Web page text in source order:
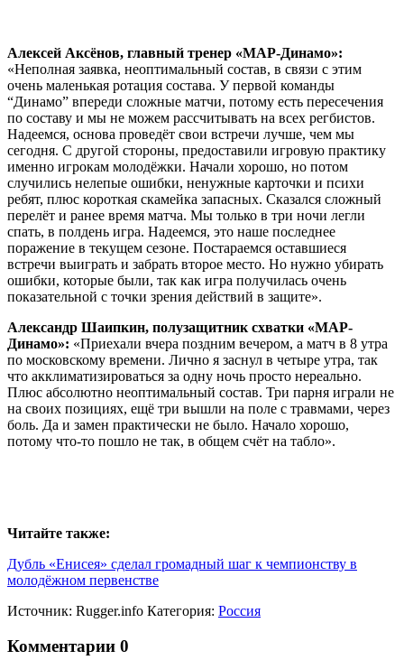
Алексей Аксёнов, главный тренер «МАР-Динамо»:
«Неполная заявка, неоптимальный состав, в связи с этим
очень маленькая ротация состава. У первой команды
“Динамо” впереди сложные матчи, потому есть пересечения
по составу и мы не можем рассчитывать на всех регбистов.
Надеемся, основа проведёт свои встречи лучше, чем мы
сегодня. С другой стороны, предоставили игровую практику
именно игрокам молодёжки. Начали хорошо, но потом
случились нелепые ошибки, ненужные карточки и психи
ребят, плюс короткая скамейка запасных. Сказался сложный
перелёт и ранее время матча. Мы только в три ночи легли
спать, в полдень игра. Надеемся, это наше последнее
поражение в текущем сезоне. Постараемся оставшиеся
встречи выиграть и забрать второе место. Но нужно убирать
ошибки, которые были, так как игра получилась очень
показательной с точки зрения действий в защите».
Александр Шаипкин, полузащитник схватки «МАР-
Динамо»: «Приехали вчера поздним вечером, а матч в 8 утра
по московскому времени. Лично я заснул в четыре утра, так
что акклиматизироваться за одну ночь просто нереально.
Плюс абсолютно неоптимальный состав. Три парня играли не
на своих позициях, ещё три вышли на поле с травмами, через
боль. Да и замен практически не было. Начало хорошо,
потому что-то пошло не так, в общем счёт на табло».
Читайте также:
Дубль «Енисея» сделал громадный шаг к чемпионству в
молодёжном первенстве
Источник: Rugger.info Категория: Россия
Комментарии 0